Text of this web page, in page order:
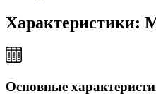
Характеристики:
Основные